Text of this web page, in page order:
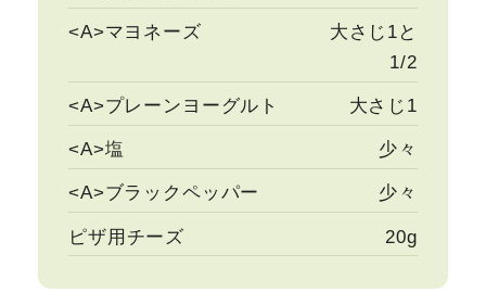
<A>マヨネーズ
大さじ1と
1/2
<A>プレーンヨーグルト 大さじ1
<A>塩 少々
<A>ブラックペッパー 少々
ピザ用チーズ 20g